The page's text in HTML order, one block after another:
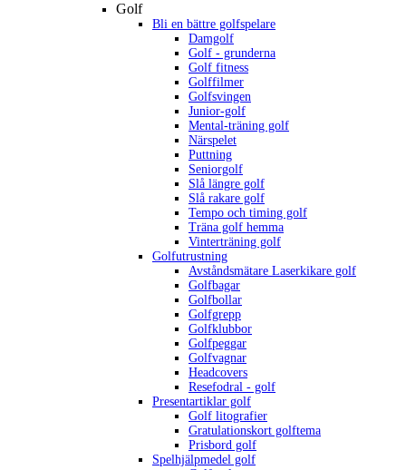
Golf
Bli en bättre golfspelare
Damgolf
Golf - grunderna
Golf fitness
Golffilmer
Golfsvingen
Junior-golf
Mental-träning golf
Närspelet
Puttning
Seniorgolf
Slå längre golf
Slå rakare golf
Tempo och timing golf
Träna golf hemma
Vinterträning golf
Golfutrustning
Avståndsmätare Laserkikare golf
Golfbagar
Golfbollar
Golfgrepp
Golfklubbor
Golfpeggar
Golfvagnar
Headcovers
Resefodral - golf
Presentartiklar golf
Golf litografier
Gratulationskort golftema
Prisbord golf
Spelhjälpmedel golf